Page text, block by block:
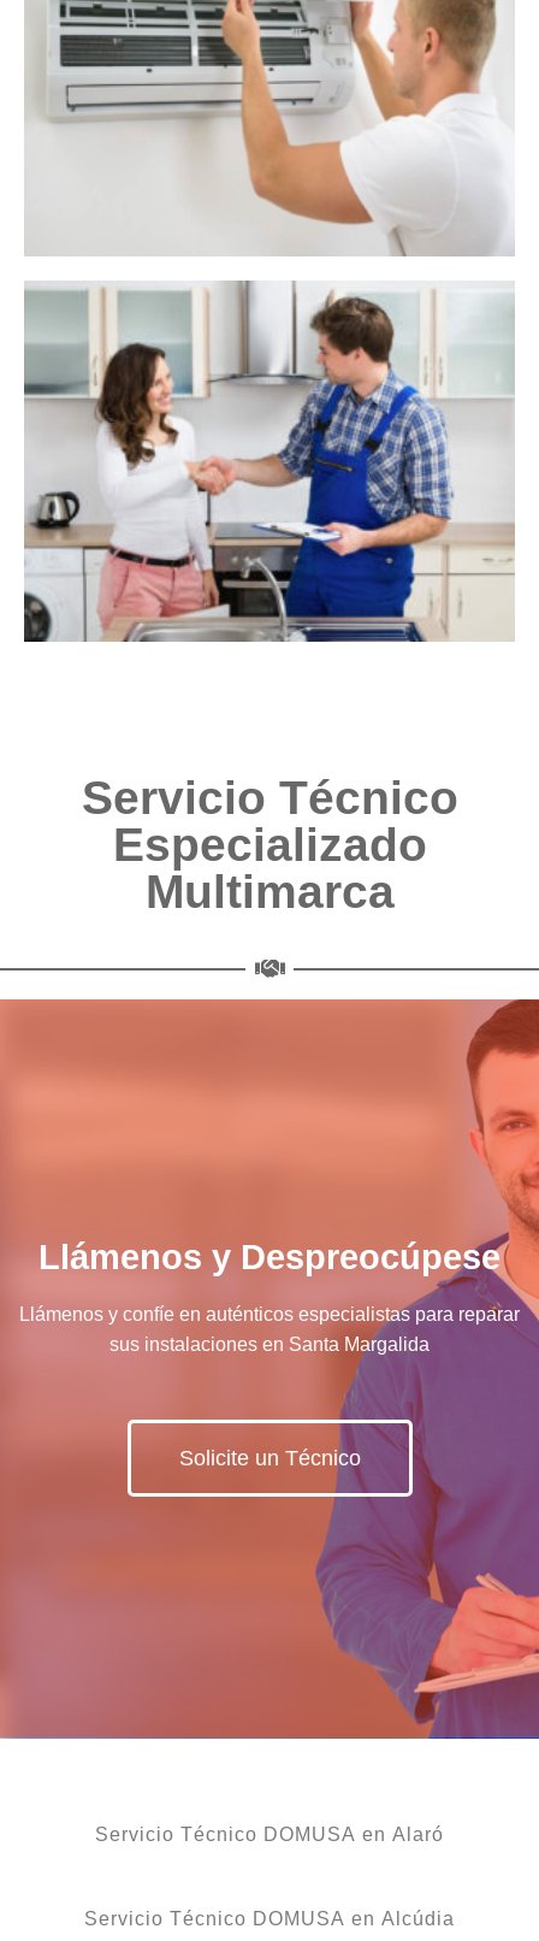
Servicio Técnico
Especializado
Multimarca
Llámenos y Despreocúpese
Llámenos y confíe en auténticos especialistas para reparar
sus instalaciones en Santa Margalida
Solicite un Técnico
Servicio Técnico DOMUSA en Alaró
Servicio Técnico DOMUSA en Alcúdia